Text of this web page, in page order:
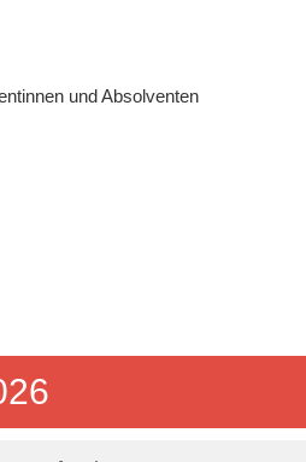
und Absolventen